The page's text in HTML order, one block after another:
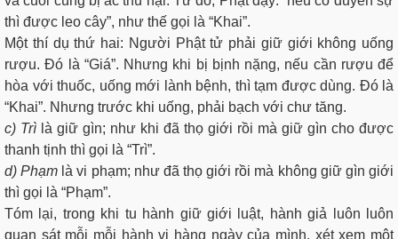
thì được leo cây”, như thế gọi là “Khai”.
Một thí dụ thứ hai: Người Phật tử phải giữ giới không uống
rượu. Ðó là “Giá”. Nhưng khi bị bịnh nặng, nếu cần rượu để
hòa với thuốc, uống mới lành bệnh, thì tạm được dùng. Ðó là
“Khai”. Nhưng trước khi uống, phải bạch với chư tăng.
c) Trì là giữ gìn; như khi đã thọ giới rồi mà giữ gìn cho được
thanh tịnh thì gọi là “Trì”.
d) Phạm là vi phạm; như đã thọ giới rồi mà không giữ gìn giới
thì gọi là “Phạm”.
Tóm lại, trong khi tu hành giữ giới luật, hành giả luôn luôn
quan sát mỗi mỗi hành vi hàng ngày của mình, xét xem một